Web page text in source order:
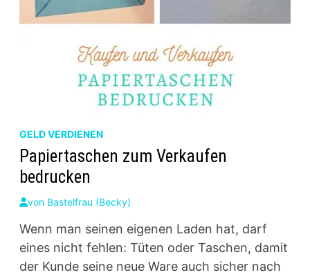
GELD VERDIENEN
Papiertaschen zum Verkaufen
bedrucken
von Bastelfrau (Becky)
Wenn man seinen eigenen Laden hat, darf
eines nicht fehlen: Tüten oder Taschen, damit
der Kunde seine neue Ware auch sicher nach